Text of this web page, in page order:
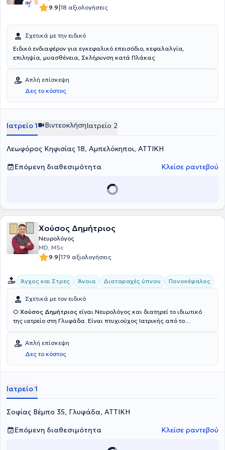
9.9|18 αξιολογήσεις
Σχετικά με την ειδικό
Ειδικό ενδιαφέρον για εγκεφαλικό επεισόδιο, κεφαλαλγία,
επιληψία, μυασθένεια, Σκλήρυνση κατά Πλάκας
Απλή επίσκεψη
Δες το κόστος
Ιατρείο 1 ΒιντεοκλήσηΙατρείο 2
Λεωφόρος Κηφισίας 18, Αμπελόκηποι, ΑΤΤΙΚΗ
Επόμενη διαθεσιμότητα
Κλείσε ραντεβού
Χούσος Δημήτριος
Νευρολόγος
MD, MSc
9.9|179 αξιολογήσεις
Άγχος και Στρες Άνοια Διαταραχές ύπνου Πονοκέφαλος
Σχετικά με τον ειδικό
Ο Χούσος Δημήτριος είναι Νευρολόγος και διατηρεί το ιδιωτικό
της ιατρείο στη Γλυφάδα. Είναι πτυχιούχος Ιατρικής από το
Ιταλίας και κάτοχος μεταπτυχιακού τίτλου (MSc) στην Προαγωγή
Ψυχικής Υγείας και Πρόληψη Ψυχιατρικών Διαταραχών της
Ιατρικής Σχολής του Εθνικού και Καποδιστριακού Πανεπιστημίου
Αθηνών. Αξιοσημείωτη είναι και η εξειδίκευσή του γιατρού στην
μνήμης, στην επιληψία, στις διαταραχές του ύπνου, στην
κεφαλαλγία και στις κινητικές διαταραχές.
Απλή επίσκεψη
Δες το κόστος
Ιατρείο 1
Σοφίας Βέμπο 35, Γλυφάδα, ΑΤΤΙΚΗ
Επόμενη διαθεσιμότητα
Κλείσε ραντεβού